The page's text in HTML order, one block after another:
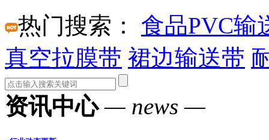
热门搜索：
食品PVC输
真空拉膜带 裙边输送带
资讯中心— news —